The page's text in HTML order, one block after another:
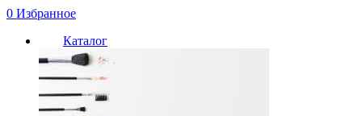
0 Избранное
Каталог